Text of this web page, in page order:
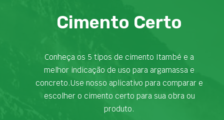
Cimento Certo
Conheça os 5 tipos de cimento Itambé e a
melhor indicação de uso para argamassa e
concreto.Use nosso aplicativo para comparar e
escolher o cimento certo para sua obra ou
produto.